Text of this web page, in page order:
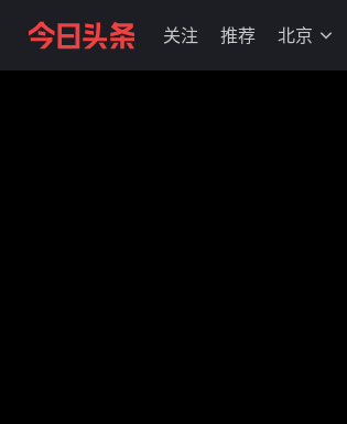
关注 推荐 北京